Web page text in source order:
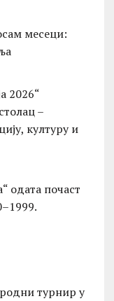
месеци:
2026“
–
културу и
одата почаст
турнир у